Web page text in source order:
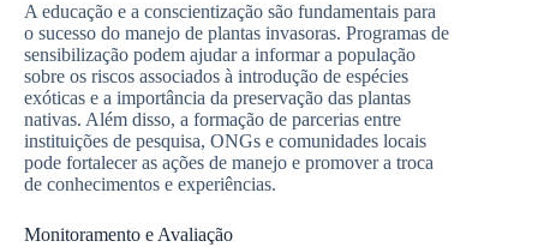
A educação e a conscientização são fundamentais para
o sucesso do manejo de plantas invasoras. Programas de
sensibilização podem ajudar a informar a população
sobre os riscos associados à introdução de espécies
exóticas e a importância da preservação das plantas
nativas. Além disso, a formação de parcerias entre
instituições de pesquisa, ONGs e comunidades locais
pode fortalecer as ações de manejo e promover a troca
de conhecimentos e experiências.
Monitoramento e Avaliação